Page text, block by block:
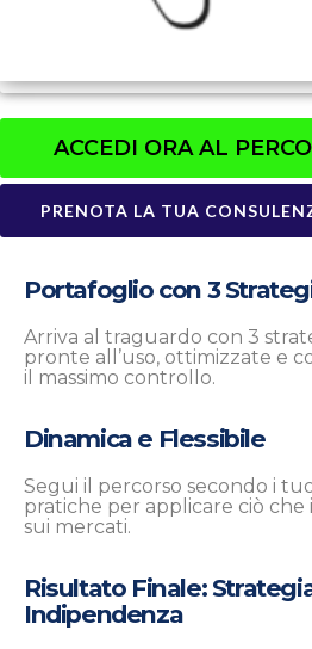
ACCEDI ORA AL
PRENOTA LA TUA
Portafoglio con 3
Arriva al traguardo con 3
pronte all’uso, ottimizzate e
il massimo controllo.
Dinamica e Flessibile
Segui il percorso secondo i
pratiche per applicare ciò
sui mercati.
Risultato Finale:
Indipendenza